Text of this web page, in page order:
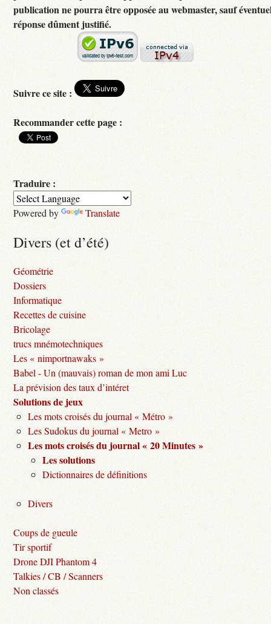
publication ne pourra être opposée au webmaster, sauf
réponse dûment justifié.
Suivre ce site :
Recommander cette page :
Traduire :
Powered by Translate
Divers (et d’été)
Géométrie
Dossiers
Informatique
Recettes de cuisine
Bricolage
trucs mnémotechniques
Les « nimportnawaks »
Babel - Un (mauvais) roman de mon ami Luc
La prévision des taux d’intéret
Solutions de jeux
Les mots croisés du journal « Métro »
Les Sudokus du journal « Metro »
Les mots croisés du journal « 20 Minutes »
Les solutions
Dictionnaires de définitions
Divers
Coups de gueule
Tir sportif
Drone DJI Phantom 4
Talkies / CB / Scanners
Non classés